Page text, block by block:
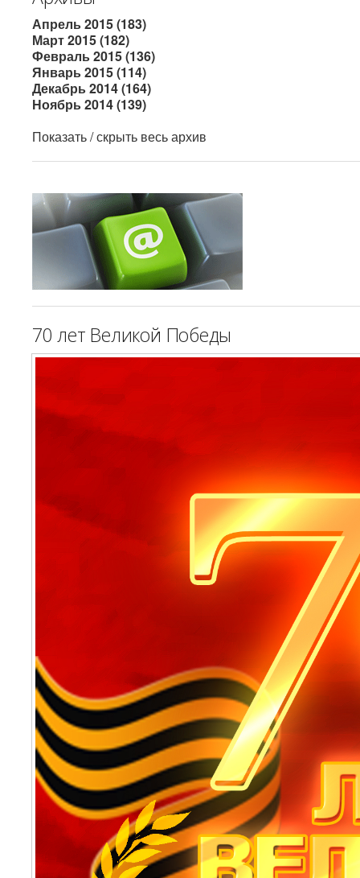
Апрель 2015 (183)
Март 2015 (182)
Февраль 2015 (136)
Январь 2015 (114)
Декабрь 2014 (164)
Ноябрь 2014 (139)
Показать / скрыть весь архив
70 лет Великой Победы